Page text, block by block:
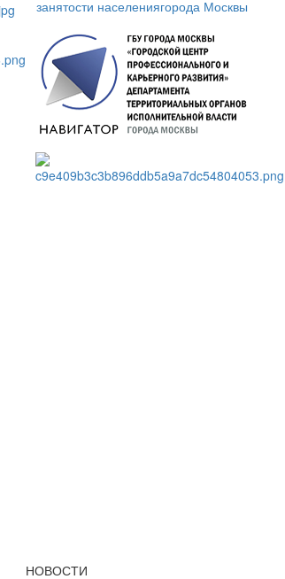
НОВОСТИ